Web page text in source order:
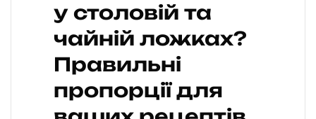
у столовій та
чайній ложках?
Правильні
пропорції для